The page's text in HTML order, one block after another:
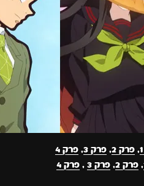
, פרק 2 , פרק 3 , פרק 4
,פרק 2 ,פרק 3 ,פרק 4